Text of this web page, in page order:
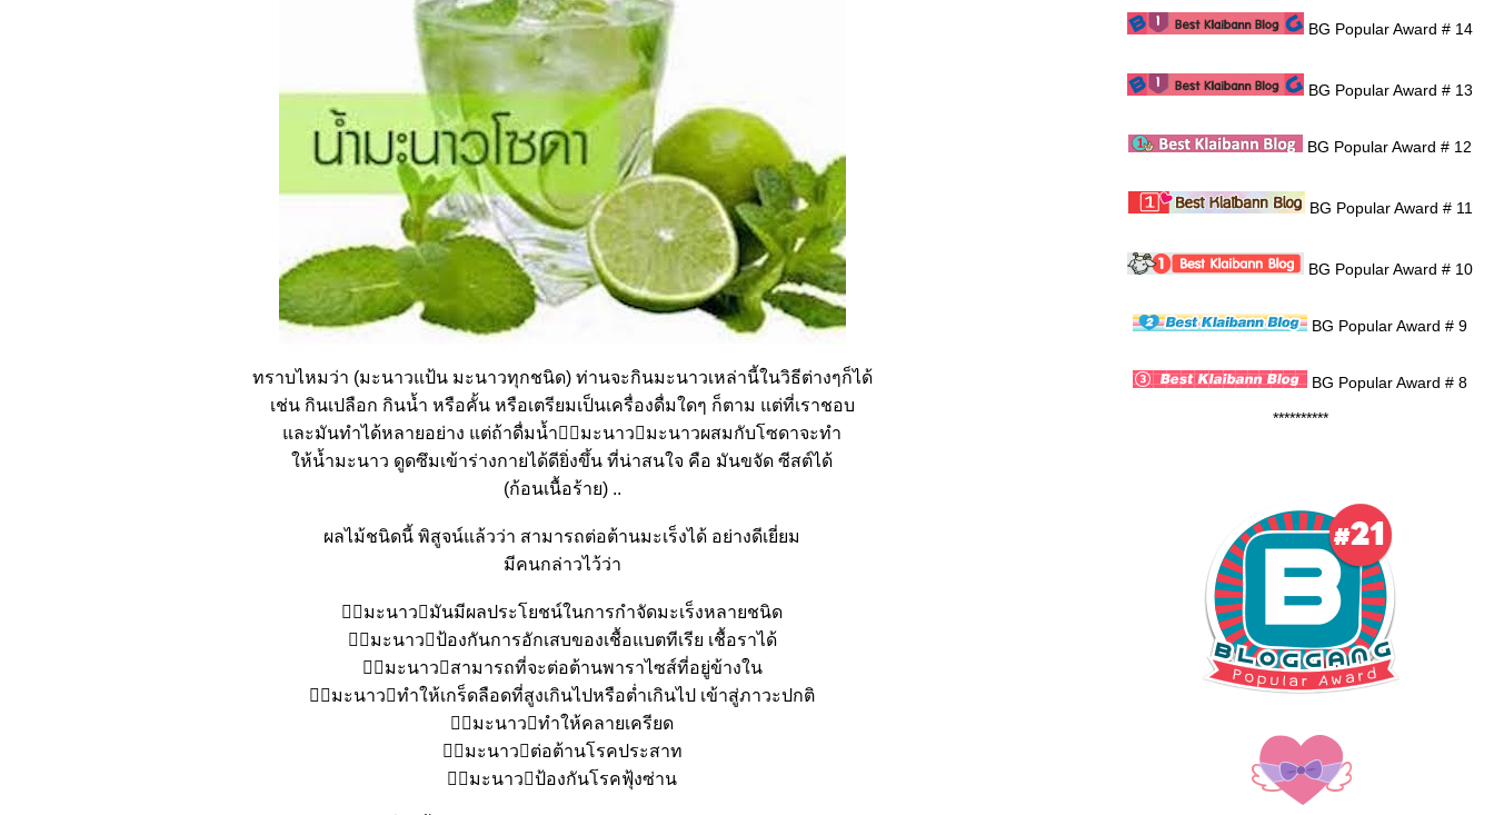
ทราบไหมว่า (มะนาวแป้น มะนาวทุกชนิด) ท่านจะกินมะนาวเหล่านี้ในวิธีต่างๆก็ได้
เช่น กินเปลือก กินน้ำ หรือคั้น หรือเตรียมเป็นเครื่องดื่มใดๆ ก็ตาม แต่ที่เราชอบ
ละมันทำได้หลายอย่าง แต่ถ้าดื่มน้ำ􁀁􀆑มะนาว􏿿มะนาวผสมกับโซดาจะทำ
ห้น้ำมะนาว ดูดซึมเข้าร่างกายได้ดียิ่งขึ้น ที่น่าสนใจ คือ มันขจัด ซีสต์ได้
(ก้อนเนื้อร้าย) ..
ผลไม้ชนิดนี้ พิสูจน์แล้วว่า สามารถต่อต้านมะเร็งได้ อย่างดีเยี่ยม
มีคนกล่าวไว้ว่า
􁀁􀇨มะนาว􏿿มันมีผลประโยชน์ในการกำจัดมะเร็งหลายชนิด
􁀁􀇨มะนาว􏿿ป้องกันการอักเสบของเชื้อแบตทีเรีย เชื้อราได้
􁀁􀇨มะนาว􏿿สามารถที่จะต่อต้านพาราไซส์ที่อยู่ข้างใน
􁀁􀇨มะนาว􏿿ทำให้เกร็ดลือดที่สูงเกินไปหรือต่ำเกินไป เข้าสู่ภาวะปกติ
􁀁􀆑มะนาว􏿿ทำให้คลายเครียด
􁀁􀆑มะนาว􏿿ต่อต้านโรคประสาท
􁀁􀆑มะนาว􏿿ป้องกันโรคฟุ้งซ่าน
BG Popular Award # 14
BG Popular Award # 13
BG Popular Award # 12
BG Popular Award # 11
BG Popular Award # 10
BG Popular Award # 9
BG Popular Award # 8
**********